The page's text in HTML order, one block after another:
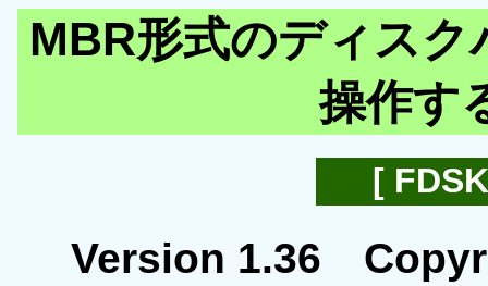
MBR形式のディス
操作す
[
Version 1.36